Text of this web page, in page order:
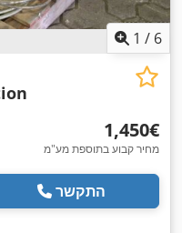
1 / 6
‏1,450 ‏€
מחיר קבוע בתוספת מע"מ
התקשר